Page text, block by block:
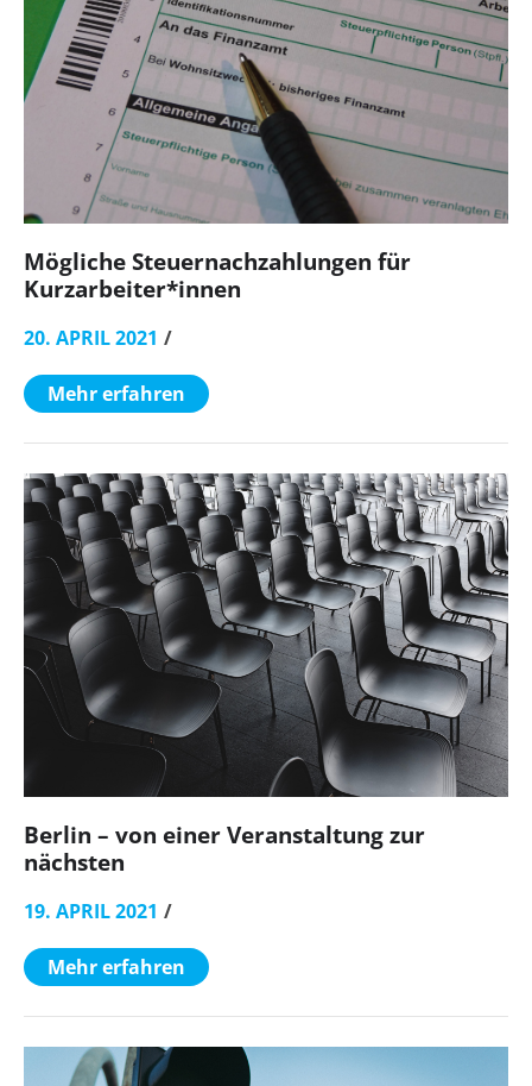
Mögliche Steuernachzahlungen für
Kurzarbeiter*innen
20. APRIL 2021
Mehr erfahren
Berlin – von einer Veranstaltung zur
nächsten
19. APRIL 2021
Mehr erfahren